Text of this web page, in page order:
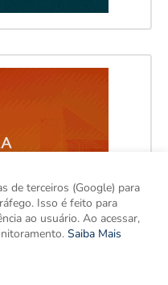
de terceiros (Google) para
Isso é feito para
ao usuário. Ao acessar,
Saiba Mais